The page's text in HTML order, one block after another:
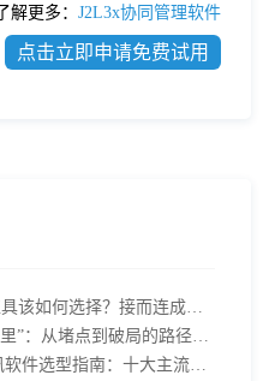
了解更多： J2L3x协同管理软件
点击立即申请免费试用
飞秋停更后，内网 IM 工具该如何选择？接而连成企业新宠
打通政企沟通 “最后一公里”：从堵点到破局的路径解析
2026年国内企业即时通讯软件选型指南：十大主流平台深度盘点